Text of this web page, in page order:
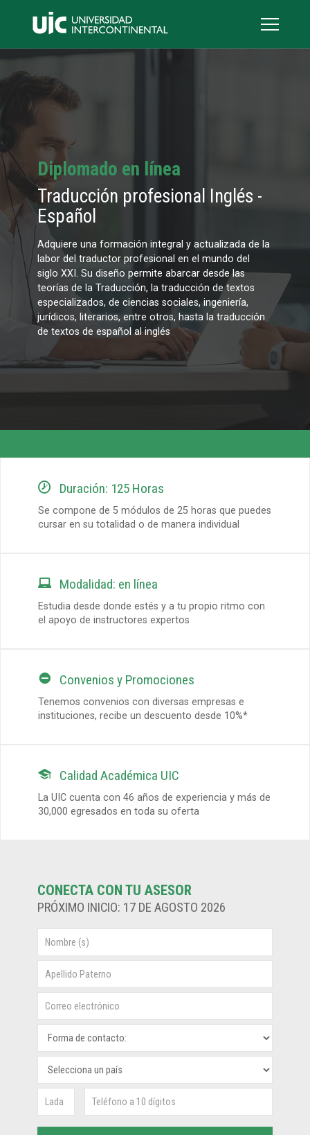
Diplomado en línea
Traducción profesional Inglés -
Español
Adquiere una formación integral y actualizada de la
labor del traductor profesional en el mundo del
siglo XXI. Su diseño permite abarcar desde las
teorías de la Traducción, la traducción de textos
especializados, de ciencias sociales, ingeniería,
jurídicos, literarios, entre otros, hasta la traducción
de textos de español al inglés
 Duración: 125 Horas
Se compone de 5 módulos de 25 horas que puedes
cursar en su totalidad o de manera individual
Modalidad: en línea
Estudia desde donde estés y a tu propio ritmo con
el apoyo de instructores expertos
 Convenios y Promociones
Tenemos convenios con diversas empresas e
instituciones, recibe un descuento desde 10%*
Calidad Académica UIC
La UIC cuenta con 46 años de experiencia y más de
30,000 egresados en toda su oferta
CONECTA CON TU ASESOR
PRÓXIMO INICIO: 17 DE AGOSTO 2026